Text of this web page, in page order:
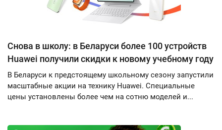
Снова в школу: в Беларуси более 100 устройств
Huawei получили скидки к новому учебному году
В Беларуси к предстоящему школьному сезону запустили
масштабные акции на технику Huawei. Специальные
цены установлены более чем на сотню моделей и...